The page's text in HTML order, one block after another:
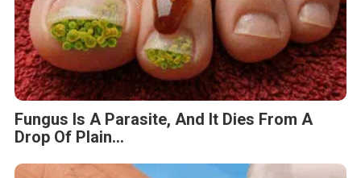
Fungus Is A Parasite, And It Dies From A
Drop Of Plain...